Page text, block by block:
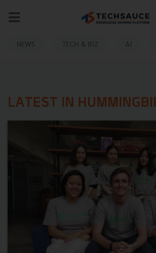
NEWS TECH & BIZ AI
LATEST IN